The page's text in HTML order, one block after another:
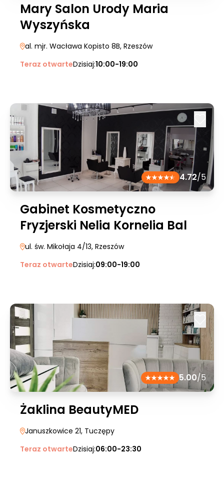
Mary Salon Urody Maria
Wyszyńska
al. mjr. Wacława Kopisto 8B, Rzeszów
Teraz otwarteDzisiaj:10:00-19:00
4.72/5
Gabinet Kosmetyczno
Fryzjerski Nelia Kornelia Bal
ul. św. Mikołaja 4/13, Rzeszów
Teraz otwarteDzisiaj:09:00-19:00
5.00/5
Żaklina BeautyMED
Januszkowice 21, Tuczępy
Teraz otwarteDzisiaj:06:00-23:30